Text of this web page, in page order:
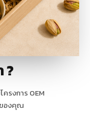
?
รงการ OEM
ของคุณ